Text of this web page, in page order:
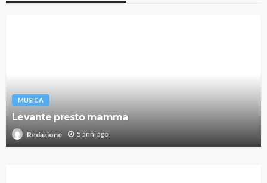
MUSICA
Levante presto mamma
Redazione 5 anni ago